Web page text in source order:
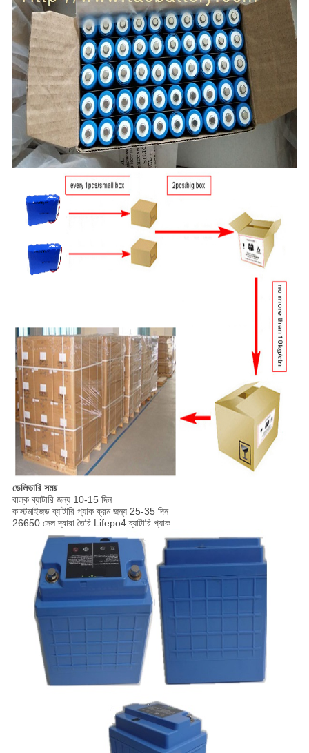
ডেলিভারি সময়
বাল্ক ব্যাটারি জন্য 10-15 দিন
কাস্টমাইজড ব্যাটারি প্যাক ক্রম জন্য 25-35 দিন
26650 সেল দ্বারা তৈরি Lifepo4 ব্যাটারি প্যাক